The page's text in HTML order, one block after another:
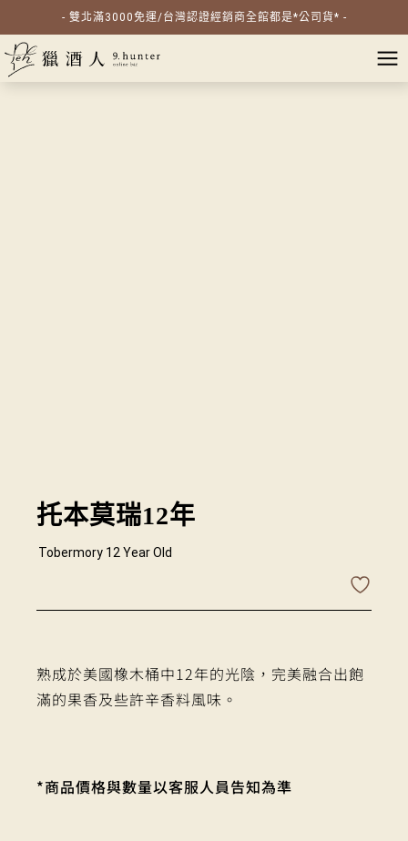
- 雙北滿3000免運/台灣認證經銷商全館都是*公司貨* -
托本莫瑞12年
Tobermory 12 Year Old
熟成於美國橡木桶中12年的光陰，完美融合出飽
滿的果香及些許辛香料風味。
*商品價格與數量以客服人員告知為準